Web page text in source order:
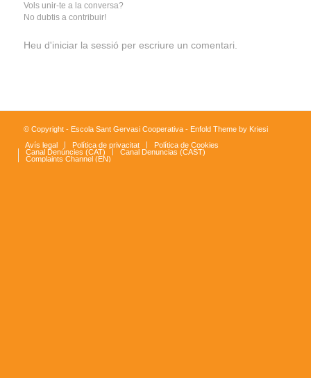
Vols unir-te a la conversa?
No dubtis a contribuir!
Heu d'iniciar la sessió per escriure un comentari.
© Copyright - Escola Sant Gervasi Cooperativa - Enfold Theme by Kriesi
Avís legal
Política de privacitat
Política de Cookies
Canal Denúncies (CAT)
Canal Denuncias (CAST)
Complaints Channel (EN)